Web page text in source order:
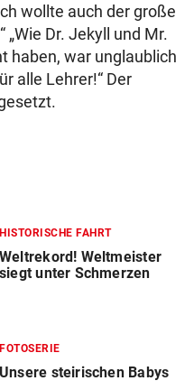
wollte auch der große
„Wie Dr. Jekyll und Mr.
haben, war unglaublich
alle Lehrer!“ Der
HISTORISCHE FAHRT
Weltrekord! Weltmeister
siegt unter Schmerzen
FOTOSERIE
Unsere steirischen Babys